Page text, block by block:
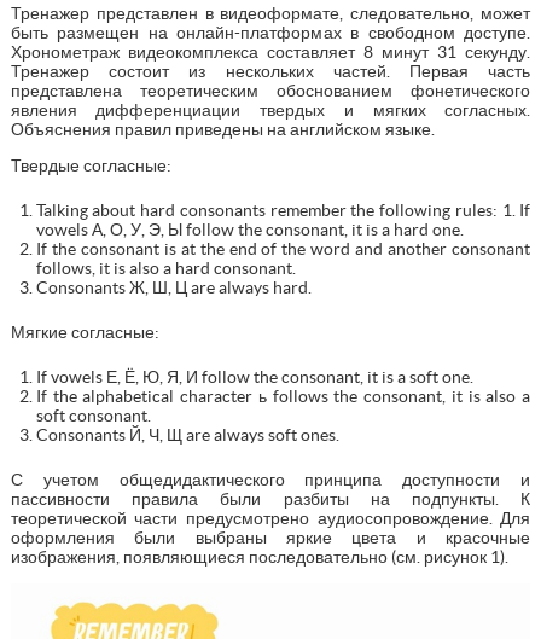
Тренажер представлен в видеоформате, следовательно, может
быть размещен на онлайн-платформах в свободном доступе.
Хронометраж видеокомплекса составляет 8 минут 31 секунду.
Тренажер состоит из нескольких частей. Первая часть
представлена теоретическим обоснованием фонетического
явления дифференциации твердых и мягких согласных.
Объяснения правил приведены на английском языке.
Твердые согласные:
Talking about hard consonants remember the following rules: 1. If
vowels А, О, У, Э, Ы follow the consonant, it is a hard one.
If the consonant is at the end of the word and another consonant
follows, it is also a hard consonant.
Consonants Ж, Ш, Ц are always hard.
Мягкие согласные:
If vowels Е, Ё, Ю, Я, И follow the consonant, it is a soft one.
If the alphabetical character ь follows the consonant, it is also a
soft consonant.
Consonants Й, Ч, Щ are always soft ones.
С учетом общедидактического принципа доступности и
пассивности правила были разбиты на подпункты. К
теоретической части предусмотрено аудиосопровождение. Для
оформления были выбраны яркие цвета и красочные
изображения, появляющиеся последовательно (см. рисунок 1).